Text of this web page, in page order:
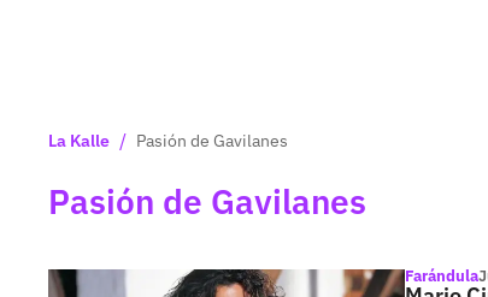
La Kalle / Pasión de Gavilanes
Pasión de Gavilanes
Farándula